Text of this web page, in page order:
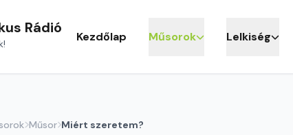
Rádió
Kezdőlap Műsorok Lelkiség
Műsor Miért szeretem?